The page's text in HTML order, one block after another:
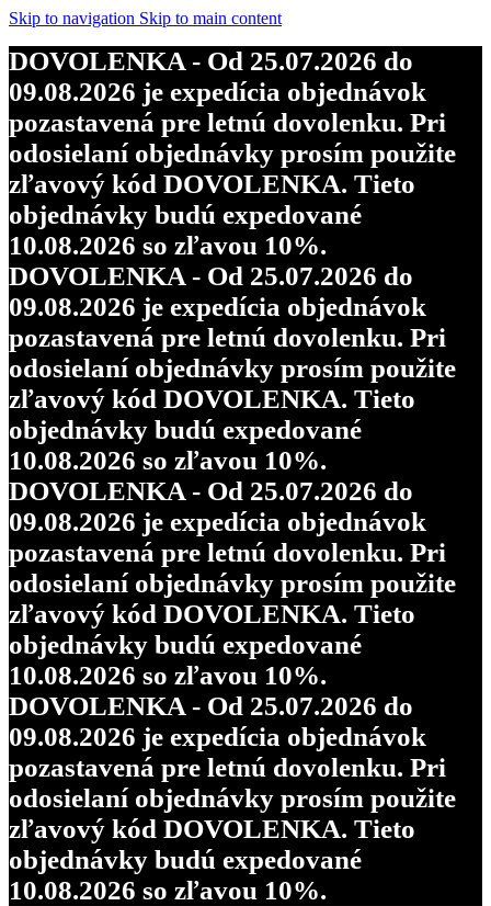
Skip to navigation Skip to main content
10.08.2026 so zľavou 10%.
DOVOLENKA - Od 25.07.2026 do
09.08.2026 je expedícia objednávok
pozastavená pre letnú dovolenku. Pri
odosielaní objednávky prosím použite
zľavový kód DOVOLENKA. Tieto
objednávky budú expedované
10.08.2026 so zľavou 10%.
DOVOLENKA - Od 25.07.2026 do
09.08.2026 je expedícia objednávok
pozastavená pre letnú dovolenku. Pri
odosielaní objednávky prosím použite
zľavový kód DOVOLENKA. Tieto
objednávky budú expedované
10.08.2026 so zľavou 10%.
DOVOLENKA - Od 25.07.2026 do
09.08.2026 je expedícia objednávok
pozastavená pre letnú dovolenku. Pri
odosielaní objednávky prosím použite
zľavový kód DOVOLENKA. Tieto
objednávky budú expedované
10.08.2026 so zľavou 10%.
DOVOLENKA - Od 25.07.2026 do
09.08.2026 je expedícia objednávok
pozastavená pre letnú dovolenku. Pri
odosielaní objednávky prosím použite
zľavový kód DOVOLENKA. Tieto
objednávky budú expedované
10.08.2026 so zľavou 10%.
DOVOLENKA - Od 25.07.2026 do
09.08.2026 je expedícia objednávok
pozastavená pre letnú dovolenku. Pri
odosielaní objednávky prosím použite
zľavový kód DOVOLENKA. Tieto
objednávky budú expedované
10.08.2026 so zľavou 10%.
DOVOLENKA - Od 25.07.2026 do
09.08.2026 je expedícia objednávok
pozastavená pre letnú dovolenku. Pri
odosielaní objednávky prosím použite
zľavový kód DOVOLENKA. Tieto
objednávky budú expedované
10.08.2026 so zľavou 10%.